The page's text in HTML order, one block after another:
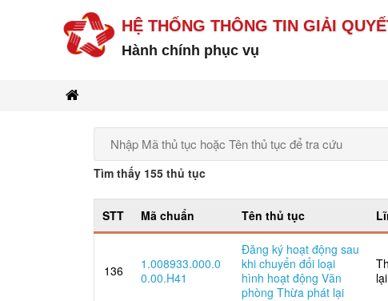
HỆ THỐNG THÔNG TIN GIẢI
Hành chính phục vụ
Tìm thấy 155 thủ tục
STT Mã chuẩn Tên thủ tục
136
1.008933.000.0
0.00.H41
Đăng ký hoạt động sau
khi chuyển đổi loại
hình hoạt động Văn
phòng Thừa phát lại